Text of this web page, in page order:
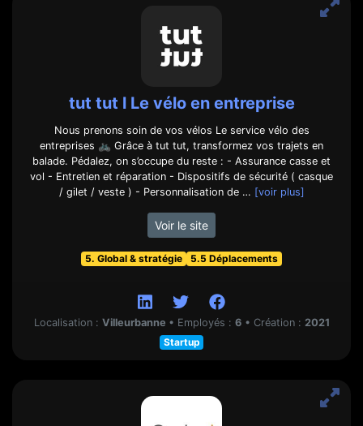
tut tut l Le vélo en entreprise
Nous prenons soin de vos vélos Le service vélo des
entreprises 🚲 Grâce à tut tut, transformez vos trajets en
balade. Pédalez, on s’occupe du reste : - Assurance casse et
vol - Entretien et réparation - Dispositifs de sécurité ( casque
/ gilet / veste ) - Personnalisation de … [voir plus]
Voir le site
5. Global & stratégie 5.5 Déplacements
Localisation : Villeurbanne • Employés : 6 • Création : 2021
Startup